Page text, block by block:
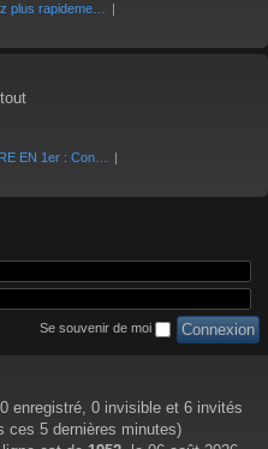
plus rapideme…
EN 1er : Con…
Se souvenir de moi
enregistré, 0 invisible et 6 invités
ces 5 dernières minutes)